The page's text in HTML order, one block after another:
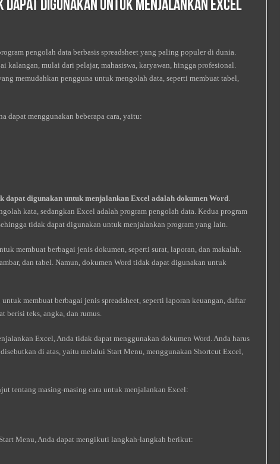
Dapat Digunakan Untuk Menjalankan Excel
pengolah data berbasis spreadsheet yang paling populer di dunia.
kalangan, mulai dari pelajar, mahasiswa, karyawan, hingga profesional.
memudahkan pengguna untuk mengolah data, seperti membuat tabel,
dapat menggunakan beberapa cara, yaitu:
dapat digunakan untuk menjalankan Excel adalah dokumen Word.
kata, sedangkan Excel adalah program pengolah data. Kedua program
tidak dapat digunakan untuk menjalankan program yang lain.
membuat berbagai jenis dokumen, seperti surat, laporan, dan makalah.
dan tabel. Namun, dokumen Word tidak dapat digunakan untuk
membuat berbagai jenis spreadsheet, seperti laporan keuangan, daftar
berisi teks, angka, dan rumus.
Excel, Anda tidak dapat menggunakan dokumen Word. Anda harus
di atas, yaitu melalui Start Menu, menggunakan Shortcut Excel,
tentang masing-masing cara untuk menjalankan Excel:
Menu, Anda dapat mengikuti langkah-langkah berikut: